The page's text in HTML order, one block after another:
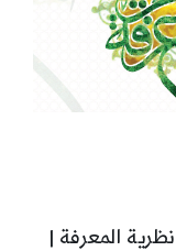
المعرفة |